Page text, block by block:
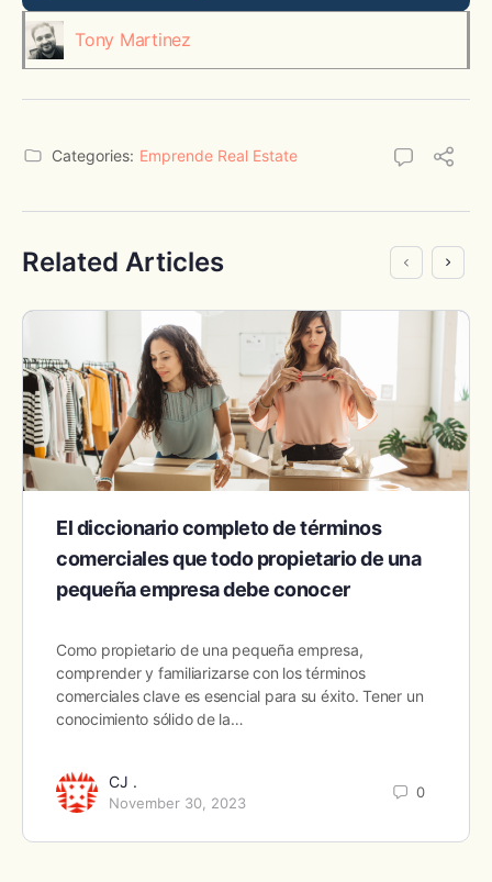
Tony Martinez
Categories: Emprende Real Estate
Related Articles
El diccionario completo de términos
comerciales que todo propietario de una
pequeña empresa debe conocer
Como propietario de una pequeña empresa,
comprender y familiarizarse con los términos
comerciales clave es esencial para su éxito. Tener un
conocimiento sólido de la…
CJ .
November 30, 2023
0